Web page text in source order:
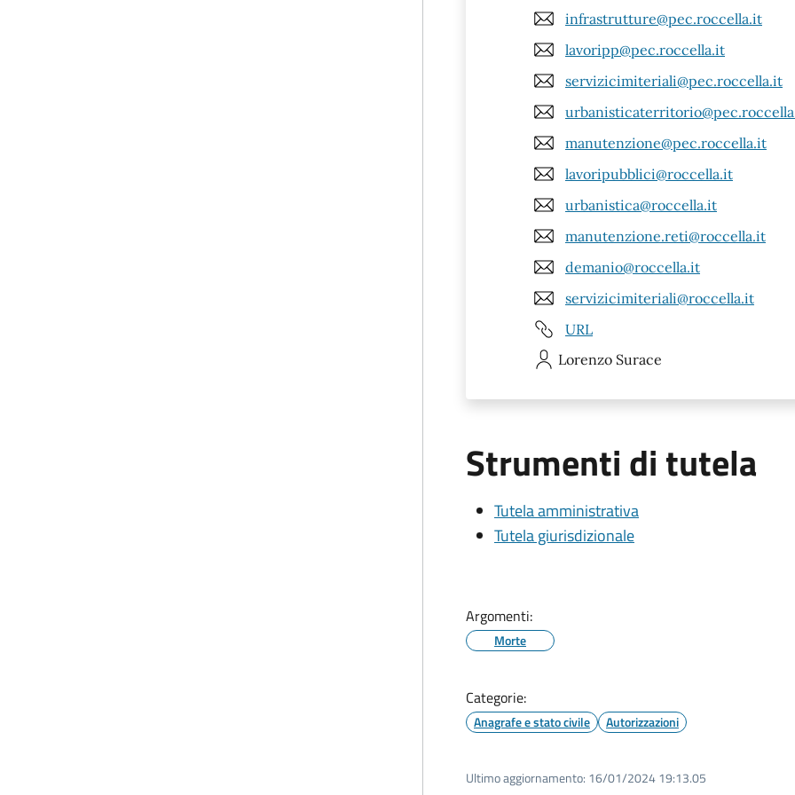
infrastrutture@pec.roccella.it
lavoripp@pec.roccella.it
servizicimiteriali@pec.roccella.it
manutenzione@pec.roccella.it
lavoripubblici@roccella.it
urbanistica@roccella.it
manutenzione.reti@roccella.it
demanio@roccella.it
servizicimiteriali@roccella.it
URL
Lorenzo Surace
Strumenti di tutela
Tutela amministrativa
Tutela giurisdizionale
Argomenti:
Morte
Categorie:
Anagrafe e stato civile Autorizzazioni
Ultimo aggiornamento: 16/01/2024 19:13.05